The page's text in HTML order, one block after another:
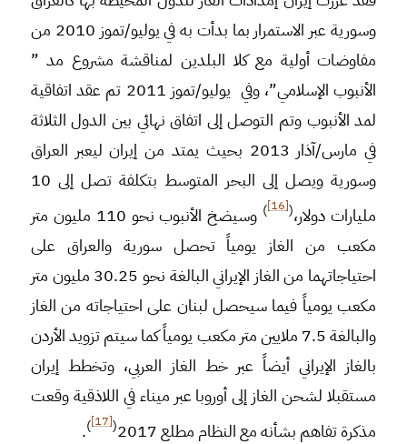
وسورية عبر الاستمرار بما بدأت به في يوليو/تموز 2010 من
مفاوضات أولية مع كلا البلدين لمناقشة مشروع مد ”
الأنبوب الإسلامي”، وفي يوليو/تموز 2011 تم عقد اتفاقية
لمد الأنبوب وتم التوصل إلى اتفاق نهائي بين الدول الثلاثة
في مارس/آذار 2013 بحيث يمتد من إيران ليعبر العراق
وسورية ويصل إلى البحر المتوسط بتكلفة تصل إلى 10
مليارات دولار،(
[16]
)
وسيضخ الأنبوب نحو 110 مليون متر
مكعب من الغاز يومياً تحصل سورية والعراق على
احتياجاتهما من الغاز الإيراني البالغة نحو 30.25 مليون متر
مكعب يومياً فيما سيحصل لبنان على احتياجاته من الغاز
والبالغة 7.5 ملايين متر مكعب يومياً كما سيتم تزويد الأردن
بالغاز الإيراني أيضاً عبر خط الغاز العربي، وتخطط إيران
مستقبلا لشحن الغاز إلى أوروبا عبر ميناء في اللاذقية وقعت
مذكرة تفاهم بشأنه مع النظام مطلع 2017
(
[17]
)
.